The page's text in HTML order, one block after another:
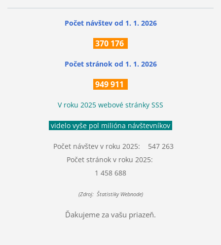
Počet návštev od 1. 1. 2026
370 176
Počet stránok od 1. 1. 2026
949 911
V roku 2025 webové stránky SSS
videlo vyše pol milióna návštevníkov
Počet návštev v roku 2025: 547 263
Počet stránok v roku 2025:
1 458 688
(Zdroj: Štatistiky Webnode)
Ďakujeme za vašu priazeň.